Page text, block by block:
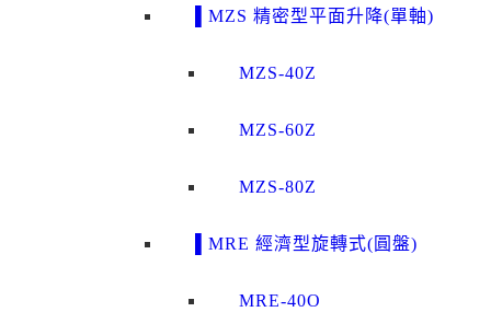
▌MZS 精密型平面升降(單軸)
MZS-40Z
MZS-60Z
MZS-80Z
▌MRE 經濟型旋轉式(圓盤)
MRE-40O